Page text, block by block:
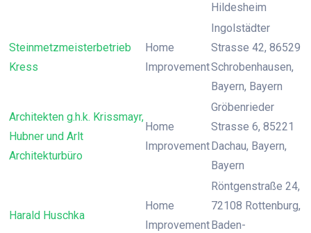
Hildesheim
Steinmetzmeisterbetrieb
Kress
Home
Improvement
Ingolstädter
Strasse 42, 86529
Schrobenhausen,
Bayern, Bayern
Architekten g.h.k. Krissmayr,
Hubner und Arlt
Architekturbüro
Home
Improvement
Gröbenrieder
Strasse 6, 85221
Dachau, Bayern,
Bayern
Harald Huschka
Home
Improvement
Röntgenstraße 24,
72108 Rottenburg,
Baden-